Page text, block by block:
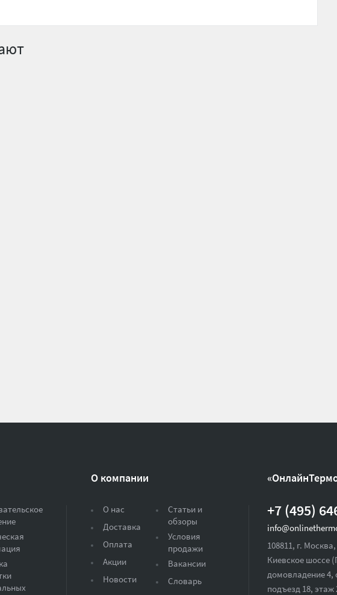
О компании
О нас
Доставка
Оплата
Акции
Новости
Статьи и
обзоры
Условия
продажи
Вакансии
Словарь
+7 (495)
108811, г.
Киевское шоссе
домовладение 4,
подъезд 18,этаж